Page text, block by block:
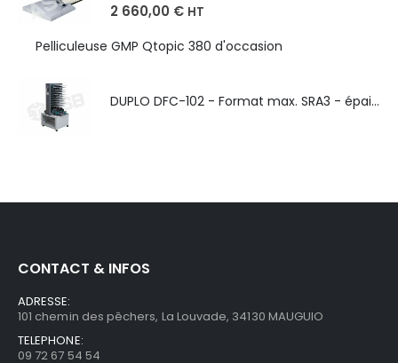
2 660,00 € HT
Pelliculeuse GMP Qtopic 380 d'occasion
DUPLO DFC-102 - Format max. SRA3 - épaisseur de 50 à 130g/m
CONTACT & INFOS
ADRESSE:
101 chemin des pêchers, La Louvade, 34130 MAUGUIO
TELEPHONE:
09 72 67 54 54